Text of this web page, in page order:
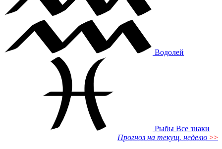
Водолей
Рыбы Все знаки
Прогноз на текущ. неделю >>